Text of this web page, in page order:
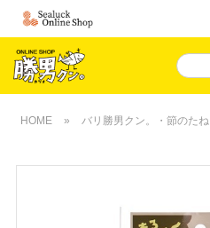
HOME » バリ勝男クン。・節のたね